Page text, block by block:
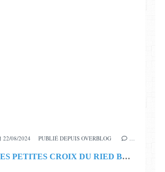
22/08/2024 PUBLIÉ DEPUIS OVERBLOG
LES PETITES CROIX DU RIED BRUN EXPOSENT